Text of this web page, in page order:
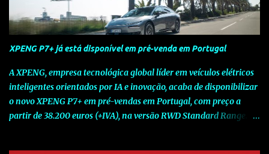
XPENG P7+ já está disponível em pré-venda em Portugal
A XPENG, empresa tecnológica global líder em veículos elétricos
inteligentes orientados por IA e inovação, acaba de disponibilizar
o novo XPENG P7+ em pré-vendas em Portugal, com preço a
partir de 38.200 euros (+IVA), na versão RWD Standard Range.